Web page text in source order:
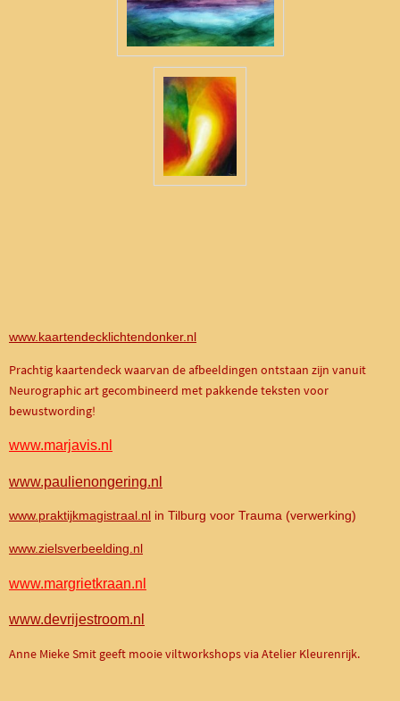
www.kaartendecklichtendonker.nl
Prachtig kaartendeck waarvan de afbeeldingen ontstaan zijn vanuit
Neurographic art gecombineerd met pakkende teksten voor
bewustwording!
www.marjavis.nl
www.paulienongering.nl
www.praktijkmagistraal.nl in Tilburg voor Trauma (verwerking)
www.zielsverbeelding.nl
www.margrietkraan.nl
www.devrijestroom.nl
Anne Mieke Smit geeft mooie viltworkshops via Atelier Kleurenrijk.